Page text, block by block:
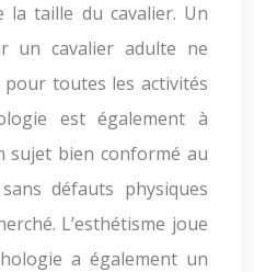
la taille du cavalier. Un
un cavalier adulte ne
toutes les activités
est également à
sujet bien conformé au
défauts physiques
L’esthétisme joue
a également un